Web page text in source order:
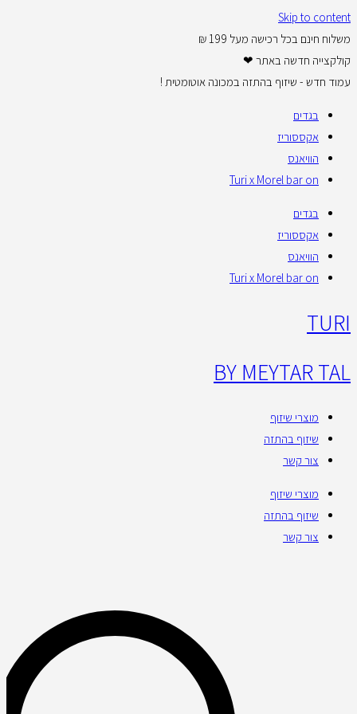
Skip to content
משלוח חינם בכל רכישה מעל 199 ₪
קולקצייה חדשה באתר ❤
עמוד חדש - שיזוף בהתזה במכונה אוטומטית !
בגדים
אקססוריז
הוויאנס
Turi x Morel bar on
בגדים
אקססוריז
הוויאנס
Turi x Morel bar on
TURI
BY MEYTAR TAL
מוצרי שיזוף
שיזוף בהתזה
צור קשר
מוצרי שיזוף
שיזוף בהתזה
צור קשר